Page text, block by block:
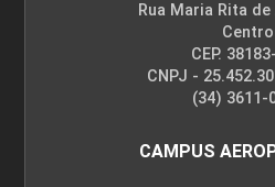
Rua Maria Rita de
Centro
CEP.
CNPJ -
(34) 3611-
CAMPUS